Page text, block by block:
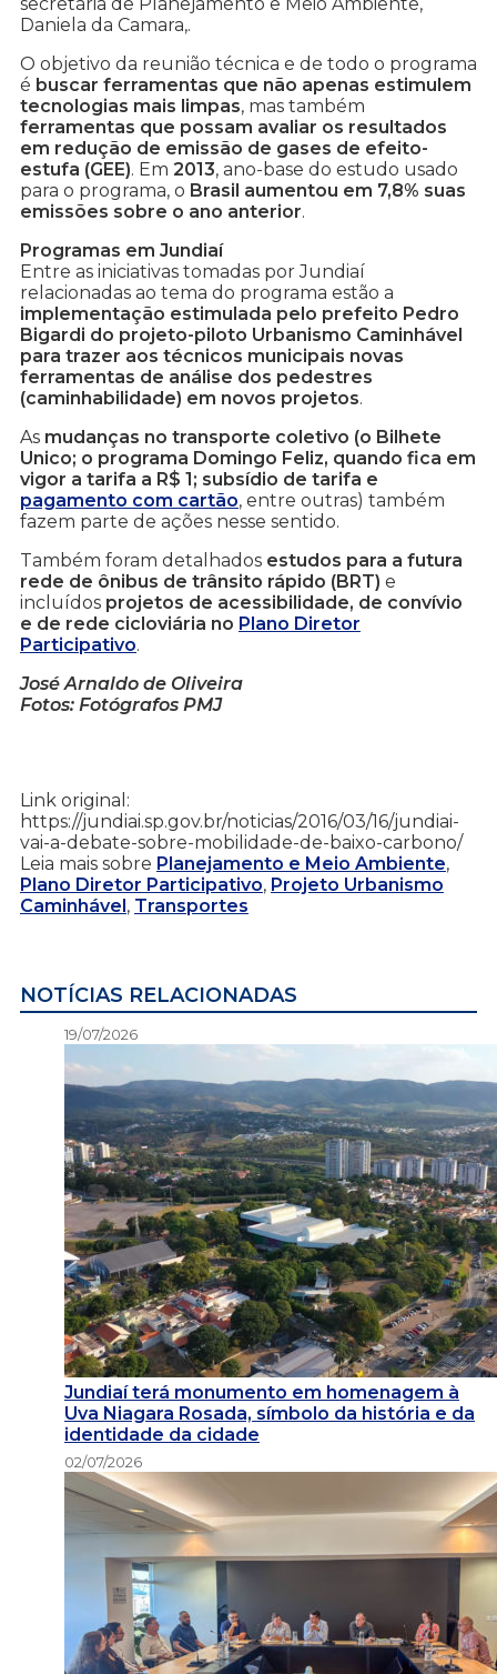
Daniela da Camara,.
O objetivo da reunião técnica e de todo o programa
é buscar ferramentas que não apenas estimulem
tecnologias mais limpas, mas também
ferramentas que possam avaliar os resultados
em redução de emissão de gases de efeito-
estufa (GEE). Em 2013, ano-base do estudo usado
para o programa, o Brasil aumentou em 7,8% suas
emissões sobre o ano anterior.
Programas em Jundiaí
Entre as iniciativas tomadas por Jundiaí
relacionadas ao tema do programa estão a
implementação estimulada pelo prefeito Pedro
Bigardi do projeto-piloto Urbanismo Caminhável
para trazer aos técnicos municipais novas
ferramentas de análise dos pedestres
(caminhabilidade) em novos projetos.
As mudanças no transporte coletivo (o Bilhete
Unico; o programa Domingo Feliz, quando fica em
vigor a tarifa a R$ 1; subsídio de tarifa e
pagamento com cartão, entre outras) também
fazem parte de ações nesse sentido.
Também foram detalhados estudos para a futura
rede de ônibus de trânsito rápido (BRT) e
incluídos projetos de acessibilidade, de convívio
e de rede cicloviária no Plano Diretor
Participativo.
José Arnaldo de Oliveira
Fotos: Fotógrafos PMJ
Link original:
https://jundiai.sp.gov.br/noticias/2016/03/16/jundiai-
vai-a-debate-sobre-mobilidade-de-baixo-carbono/
Leia mais sobre Planejamento e Meio Ambiente,
Plano Diretor Participativo, Projeto Urbanismo
Caminhável, Transportes
NOTÍCIAS RELACIONADAS
19/07/2026
Jundiaí terá monumento em homenagem à
Uva Niagara Rosada, símbolo da história e da
identidade da cidade
02/07/2026